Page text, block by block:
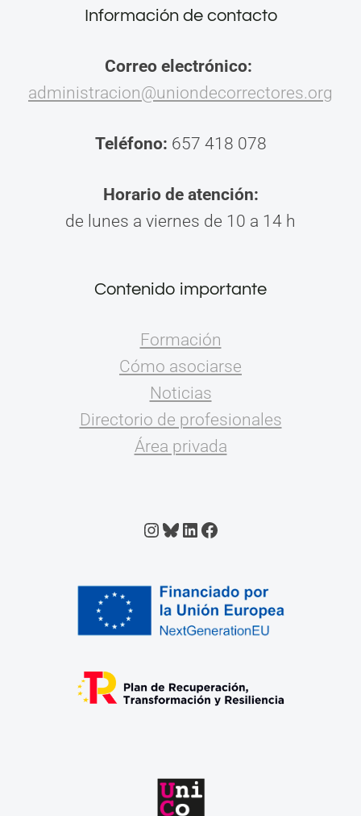
Información de contacto
Correo electrónico:
administracion@uniondecorrectores.org
Teléfono: 657 418 078
Horario de atención:
de lunes a viernes de 10 a 14 h
Contenido importante
Formación
Cómo asociarse
Noticias
Directorio de profesionales
Área privada
Instagram
Bluesky
LinkedIn
Facebook